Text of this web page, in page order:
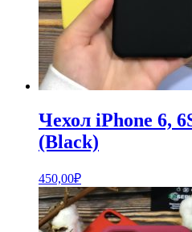
Чехол iPhone 6,
(Black)
450,00₽